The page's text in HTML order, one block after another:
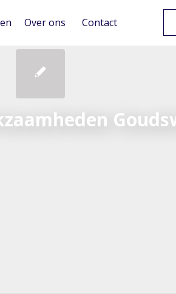
Over ons Contact